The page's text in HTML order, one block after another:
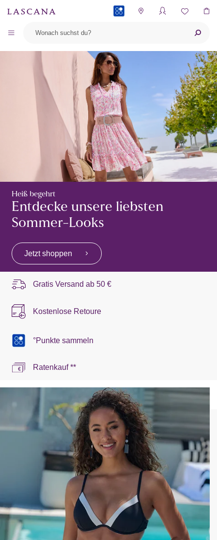
Heiß begehrt
Entdecke unsere liebsten
Sommer-Looks
Jetzt shoppen
Gratis Versand ab 50 €
Kostenlose Retoure
°Punkte sammeln
Ratenkauf **